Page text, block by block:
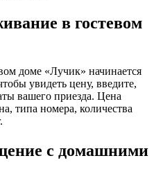
в гостевом
доме «Лучик» начинается
увидеть цену, введите,
вашего приезда. Цена
типа номера, количества
с домашними